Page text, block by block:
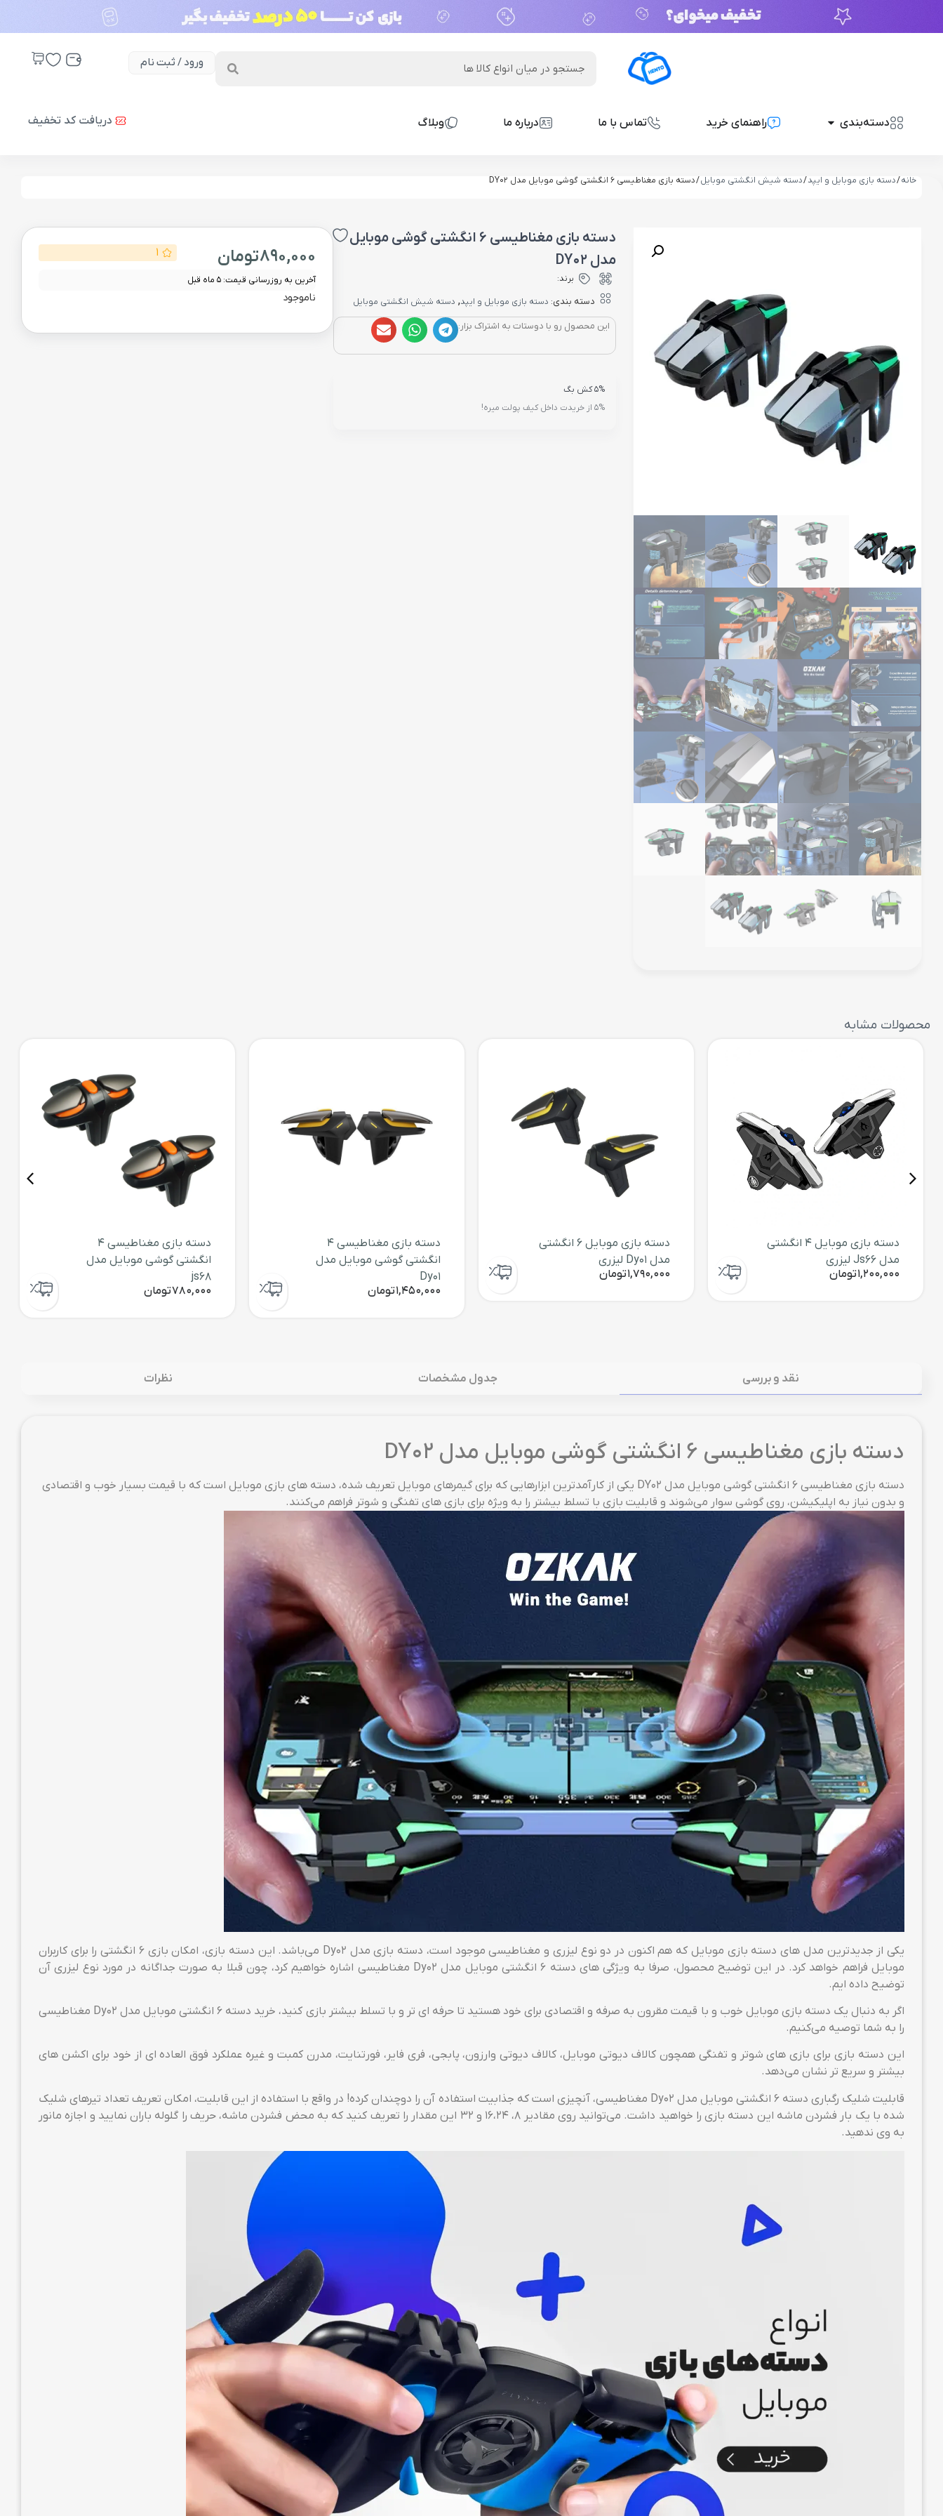
ورود / ثبت نام
دسته‌بندی راهنمای خرید تماس با ما درباره ما وبلاگ دریافت کد تخفیف
خانه/دسته بازی موبایل و ایپد/دسته شیش انگشتی موبایل/ دسته بازی مغناطیسی 6 انگشتی گوشی موبایل مدل DY02
890,000تومان 1
آخرین به روزرسانی قیمت: 5 ماه قبل
ناموجود
دسته بازی مغناطیسی 6 انگشتی گوشی موبایل
مدل DY02
برند:
دسته بندی: دسته بازی موبایل و ایپد, دسته شیش انگشتی موبایل
این محصول رو با دوستات به اشتراک بزار:
5% کش بگ
5% از خریدت داخل کیف پولت میره!
ناموجود
محصولات مشابه
دسته بازی موبایل 4 انگشتی
مدل Js66 لیزری
1,200,000تومان
دسته بازی موبایل 6 انگشتی
مدل Dy01 لیزری
1,790,000تومان
دسته بازی مغناطیسی 4
انگشتی گوشی موبایل مدل
Dy01
1,450,000تومان
دسته بازی مغناطیسی 4
انگشتی گوشی موبایل مدل
js68
780,000تومان
نقد و بررسی جدول مشخصات نظرات
دسته بازی مغناطیسی 6 انگشتی گوشی موبایل مدل DY02
دسته بازی مغناطیسی 6 انگشتی گوشی موبایل مدل DY02 یکی از کارآمدترین ابزارهایی که برای گیمرهای موبایل تعریف شده، دسته های بازی موبایل است که با قیمت بسیار خوب و اقتصادی
و بدون نیاز به اپلیکیشن، روی گوشی سوار می‌شوند و قابلیت بازی با تسلط بیشتر را به ویژه برای بازی های تفنگی و شوتر فراهم می‌کنند.
یکی از جدیدترین مدل های دسته بازی موبایل که هم اکنون در دو نوع لیزری و مغناطیسی موجود است، دسته بازی مدل Dy02 می‌باشد. این دسته بازی، امکان بازی 6 انگشتی را برای کاربران
موبایل فراهم خواهد کرد. در این توضیح محصول، صرفا به ویژگی های دسته 6 انگشتی موبایل مدل Dy02 مغناطیسی اشاره خواهیم کرد، چون قبلا به صورت جداگانه در مورد نوع لیزری آن
توضیح داده ایم.
اگر به دنبال یک دسته بازی موبایل خوب و با قیمت مقرون به صرفه و اقتصادی برای خود هستید تا حرفه ای تر و با تسلط بیشتر بازی کنید، خرید دسته 6 انگشتی موبایل مدل Dy02 مغناطیسی
را به شما توصیه می‌کنیم.
این دسته بازی برای بازی های شوتر و تفنگی همچون کالاف دیوتی موبایل، کالاف دیوتی وارزون، پابجی، فری فایر، فورتنایت، مدرن کمبت و غیره عملکرد فوق العاده ای از خود برای اکشن های
بیشتر و سریع تر نشان می‌دهد.
قابلیت شلیک رگباری دسته 6 انگشتی موبایل مدل Dy02 مغناطیسی، آنچیزی است که جذابیت استفاده آن را دوچندان کرده! در واقع با استفاده از این قابلیت، امکان تعریف تعداد تیرهای شلیک
شده با یک بار فشردن ماشه این دسته بازی را خواهید داشت. می‌توانید روی مقادیر 8، 16،24 و 32 این مقدار را تعریف کنید که به محض فشردن ماشه، حریف را گلوله باران نمایید و اجازه مانور
به وی ندهید.